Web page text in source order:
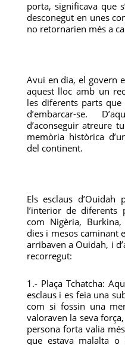
porta, significava que
desconegut en unes
no retornarien més a
Avui en dia, el govern
aquest lloc amb un
les diferents parts que
d’embarcar-se.
d’aconseguir atreure
memòria històrica
del continent.
Els esclaus
l’interior de diferents
com Nigèria,
dies i mesos caminant
arribaven a Ouidah, i
recorregut:
1.- Plaça Tchatcha:
esclaus i es feia una
com si fossin una
valoraven la seva
persona forta valia
que estava malalta